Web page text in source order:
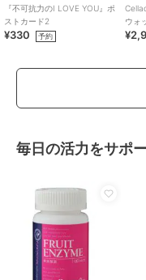
『不可抗力のI LOVE YOU』ポ
ストカード2
¥330 予約
ウォ
毎日の活力をサポ